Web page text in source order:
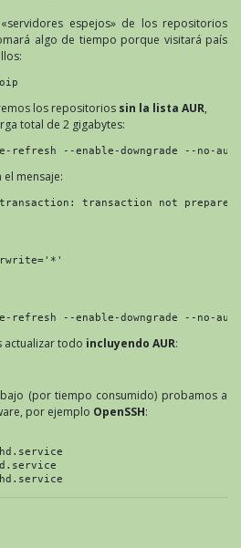
espejos» de los repositorios
algo de tiempo porque visitará país
los repositorios sin la lista AUR,
total de 2 gigabytes:
refresh --enable-downgrade --no-aur
mensaje:
transaction not prepared
refresh --enable-downgrade --no-aur
actualizar todo incluyendo AUR:
(por tiempo consumido) probamos a
por ejemplo OpenSSH: